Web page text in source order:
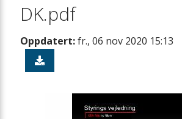
DK.pdf
Oppdatert:fr., 06 nov 2020 15:13